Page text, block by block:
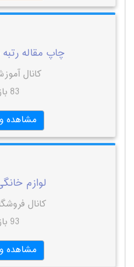
چاپ مقاله
کانال
83 بازدید
مشاهده
لوازم
کانال
93 بازدید
مشاهده